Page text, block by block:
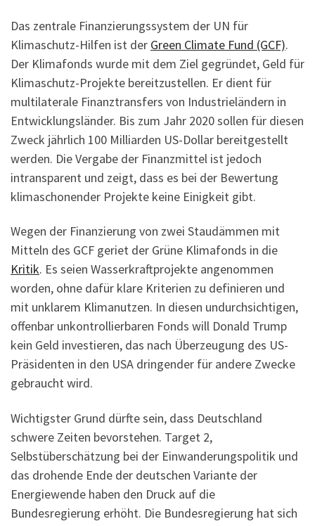
Das zentrale Finanzierungssystem der UN für
Klimaschutz-Hilfen ist der Green Climate Fund (GCF).
Der Klimafonds wurde mit dem Ziel gegründet, Geld für
Klimaschutz-Projekte bereitzustellen. Er dient für
multilaterale Finanztransfers von Industrieländern in
Entwicklungsländer. Bis zum Jahr 2020 sollen für diesen
Zweck jährlich 100 Milliarden US-Dollar bereitgestellt
werden. Die Vergabe der Finanzmittel ist jedoch
intransparent und zeigt, dass es bei der Bewertung
klimaschonender Projekte keine Einigkeit gibt.
Wegen der Finanzierung von zwei Staudämmen mit
Mitteln des GCF geriet der Grüne Klimafonds in die
Kritik. Es seien Wasserkraftprojekte angenommen
worden, ohne dafür klare Kriterien zu definieren und
mit unklarem Klimanutzen. In diesen undurchsichtigen,
offenbar unkontrollierbaren Fonds will Donald Trump
kein Geld investieren, das nach Überzeugung des US-
Präsidenten in den USA dringender für andere Zwecke
gebraucht wird.
Wichtigster Grund dürfte sein, dass Deutschland
schwere Zeiten bevorstehen. Target 2,
Selbstüberschätzung bei der Einwanderungspolitik und
das drohende Ende der deutschen Variante der
Energiewende haben den Druck auf die
Bundesregierung erhöht. Die Bundesregierung hat sich